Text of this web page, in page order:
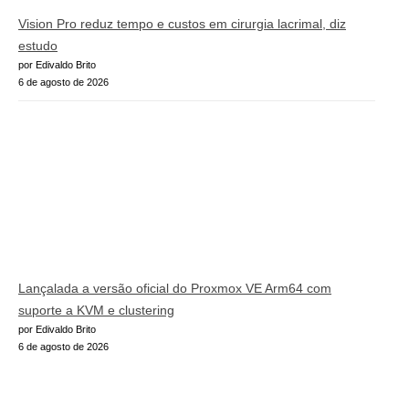
Vision Pro reduz tempo e custos em cirurgia lacrimal, diz
estudo
por Edivaldo Brito
6 de agosto de 2026
Lançalada a versão oficial do Proxmox VE Arm64 com
suporte a KVM e clustering
por Edivaldo Brito
6 de agosto de 2026